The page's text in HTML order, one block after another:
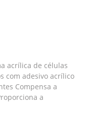
acrílica de células
com adesivo acrílico
Compensa a
a